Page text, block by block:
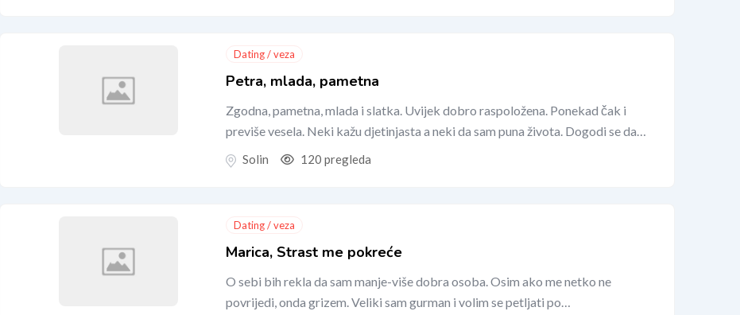
Dating / veza
Petra, mlada, pametna
Zgodna, pametna, mlada i slatka. Uvijek dobro raspoložena. Ponekad čak i
previše vesela. Neki kažu djetinjasta a neki da sam puna života. Dogodi se da…
Solin 120 pregleda
Dating / veza
Marica, Strast me pokreće
O sebi bih rekla da sam manje-više dobra osoba. Osim ako me netko ne
povrijedi, onda grizem. Veliki sam gurman i volim se petljati po…